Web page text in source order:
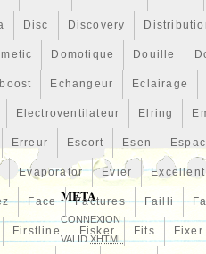
Disc Discovery
Domotique Douille
Echangeur Eclairage
Electroventilateur Elring
Erreur Escort Esen
Evaporator Evier Excellent
Face Factures Failli
Firstline Fisker Fits Fixer
META
CONNEXION
VALIDXHTML